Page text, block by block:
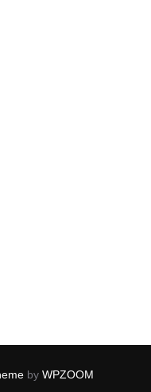
by WPZOOM